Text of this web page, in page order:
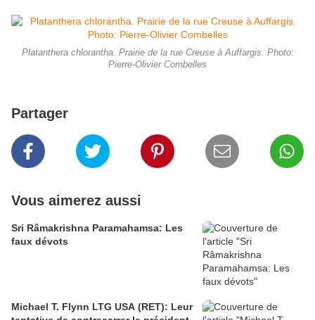
Platanthera chlorantha. Prairie de la rue Creuse à Auffargis. Photo:
Pierre-Olivier Combelles
Partager
Vous aimerez aussi
Sri Râmakrishna Paramahamsa: Les
faux dévots
Michael T. Flynn LTG USA (RET): Leur